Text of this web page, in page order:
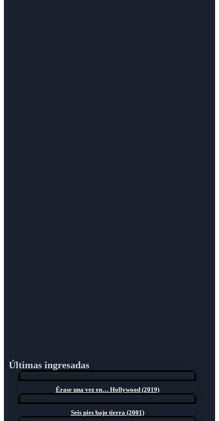
Últimas ingresadas
Érase una vez en… Hollywood (2019)
Seis pies bajo tierra (2001)